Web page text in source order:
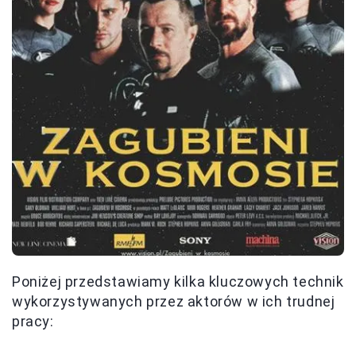
Poniżej przedstawiamy kilka kluczowych technik
wykorzystywanych przez aktorów w ich trudnej
pracy: